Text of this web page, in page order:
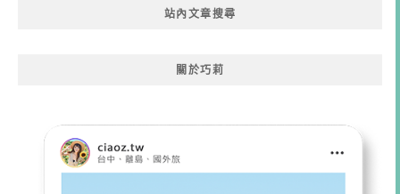
站內文章搜尋
關於巧莉